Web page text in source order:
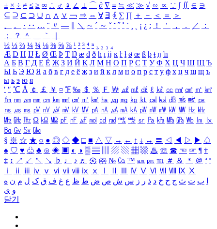
± × ÷ ≠ ≤ ≥ ∞ ∴ ♂ ♀ ∠ ⊥ ⌒ ∂ ∇ ≡ ≒ ≪ ≫ √ ∽ ∝ ∵ ∫ ∬ ∈ ∋
⊆ ⊇ ⊂ ⊃ ∪ ∩ ∧ ∨ ￢ ⇒ ⇔ ∀ ∃ ∮ ∑ ∏ ＋ － ＜ ＝
＞
、
。 · ‥ … ¨ 〃 ― ＼ ∼ ´ ～ ˇ ˘ ˝ ˚ ˙ ¸ ¡ ¿ ː ！ ＇ ， ． ／
：
；
？ ＾ ｀
½ ⅓ ⅔ ¼ ¾ ⅛ ⅜ ⅝ ⅞ ¹ ² ³ ⁴ ⁿ ₁ ₂ ₃ ₄
Æ Ð Ħ Ĳ Ł Ø Œ Þ Ŧ Ŋ æ đ ð ħ ı ĳ ĸ ŀ ł ø œ ß þ ŧ ŋ ŉ
А Б В Г Д Е Ё Ж З И Й К Л М Н О П Р С Т У Ф Х Ц Ч Ш Щ Ъ
Ы Ь Э Ю Я а б в г д е ё ж з и й к л м н о п р с т у ф х ц ч ш щ ъ
ы ь э ю я
′ ″ ℃ Å ￠ ￡ ￥ ¤ ℉ ‰ ＄ ％ Ｆ ￦ ㎕ ㎖ ㎗ ℓ ㎘ ㏄ ㎣ ㎤ ㎥ ㎦
㎙ ㎚ ㎛ ㎜ ㎝ ㎞ ㎟ ㎠ ㎡ ㎢ ㏊ ㎍ ㎎ ㎏ ㏏ ㎈ ㎉ ㏈ ㎧ ㎨ ㎰
㎱ ㎲ ㎳ ㎴ ㎵ ㎶ ㎷ ㎸ ㎹ ㎀ ㎁ ㎂ ㎃ ㎄ ㎺ ㎻ ㎽ ㎾ ㎿ ㎐ ㎑
㎒ ㎓ ㎔ Ω ㏀ ㏁ ㎊ ㎋ ㎌ ㏖ ㏅ ㎭ ㎮ ㎯ ㏛ ㎩ ㎪ ㎫ ㎬ ㏝ ㏐
㏓
㏃ ㏉ ㏜ ㏆
§ ※ ☆ ★ ○ ● ◎ ◇ ◆ □ ■ △ ▽ → ← ↑ ↓ ↔ 〓 ◁ ◀ ▷ ▶ ♤
♠ ♡ ♥ ♧ ♣ ⊙ ◈ ▣ ◐ ◑ ▒ ▤ ▨ ▧ ▦ ▩ ♨ ☏ ☎ ☜ ☞ ¶ †
‡ ↕ ↗ ↙ ↖ ↘ ♭ ♩ ♪ ♬ ㉿ ㈜ № ㏇ ™ ㏂ ㏘ ℡ ＃ ＆ ＊ ＠ ª º
ⅰ
ⅱ ⅲ ⅳ ⅴ ⅵ ⅶ ⅷ ⅸ ⅹ Ⅳ Ⅴ Ⅵ Ⅶ Ⅷ Ⅸ Ⅹ
ب ت ث ج ح خ د ذ ر ز س ش ص ض ط ظ ع غ ف ق ک ل م ن ه
و ی
닫기